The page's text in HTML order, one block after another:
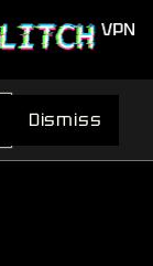
Dismiss